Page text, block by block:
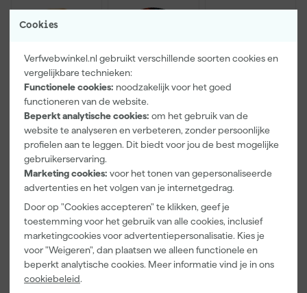
Cookies
Verfwebwinkel.nl gebruikt verschillende soorten cookies en
vergelijkbare technieken:
Functionele cookies: noodzakelijk voor het goed
functioneren van de website.
Beperkt analytische cookies: om het gebruik van de
website te analyseren en verbeteren, zonder persoonlijke
profielen aan te leggen. Dit biedt voor jou de best mogelijke
gebruikerservaring.
Marketing cookies: voor het tonen van gepersonaliseerde
advertenties en het volgen van je internetgedrag.
Door op "Cookies accepteren" te klikken, geef je
toestemming voor het gebruik van alle cookies, inclusief
marketingcookies voor advertentiepersonalisatie. Kies je
voor "Weigeren", dan plaatsen we alleen functionele en
beperkt analytische cookies. Meer informatie vind je in ons
cookiebeleid.
Paintura
Lucamax
Washi tape -
50mx24mm
Morgen
bezorgd
Adviesprijs 6,00
3, 99
incl. BTW
Farrow & Ball
F&B
Kleurenwaaie
bezorgd
22,
incl. BTW
Go!Paint Roll
And Go
Verfbak -
12cm Roller -
Inzetbakken
bezorgd
3,99
incl. BTW
Onze Top 10